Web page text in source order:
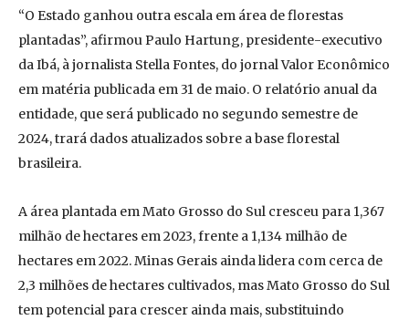
“O Estado ganhou outra escala em área de florestas
plantadas”, afirmou Paulo Hartung, presidente-executivo
da Ibá, à jornalista Stella Fontes, do jornal Valor Econômico
em matéria publicada em 31 de maio. O relatório anual da
entidade, que será publicado no segundo semestre de
2024, trará dados atualizados sobre a base florestal
brasileira.
A área plantada em Mato Grosso do Sul cresceu para 1,367
milhão de hectares em 2023, frente a 1,134 milhão de
hectares em 2022. Minas Gerais ainda lidera com cerca de
2,3 milhões de hectares cultivados, mas Mato Grosso do Sul
tem potencial para crescer ainda mais, substituindo